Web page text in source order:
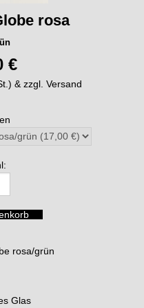
rosa
€
& zzgl. Versand
rosa/grün
Glas